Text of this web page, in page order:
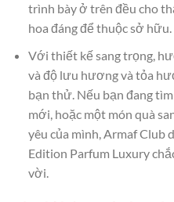
trình bày ở trên đều cho
hoa đáng để thuộc sở hữu.
Với thiết kế sang trọng,
và độ lưu hương và tỏa
bạn thử. Nếu bạn đang
mới, hoặc một món quà
yêu của mình, Armaf Club
Edition Parfum Luxury
vời.